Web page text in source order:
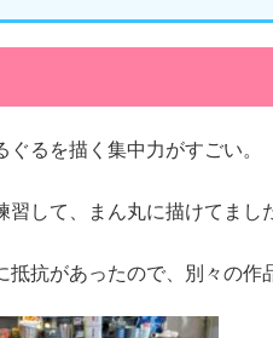
るを描く集中力がすごい。
習して、まん丸に描けてまし
抵抗があったので、別々の作